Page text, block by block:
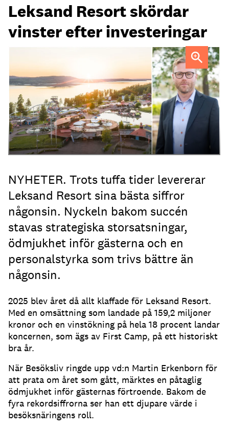
Leksand Resort skördar
vinster efter investeringar
NYHETER. Trots tuffa tider levererar
Leksand Resort sina bästa siffror
någonsin. Nyckeln bakom succén
stavas strategiska storsatsningar,
ödmjukhet inför gästerna och en
personalstyrka som trivs bättre än
någonsin.
2025 blev året då allt klaffade för Leksand Resort.
Med en omsättning som landade på 159,2 miljoner
kronor och en vinstökning på hela 18 procent landar
koncernen, som ägs av First Camp, på ett historiskt
bra år.
När Besöksliv ringde upp vd:n Martin Erkenborn för
att prata om året som gått, märktes en påtaglig
ödmjukhet inför gästernas förtroende. Bakom de
fyra rekordsiffrorna ser han ett djupare värde i
besöksnäringens roll.